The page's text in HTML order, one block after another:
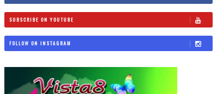
SUBSCRIBE ON YOUTUBE
FOLLOW ON INSTAGRAM